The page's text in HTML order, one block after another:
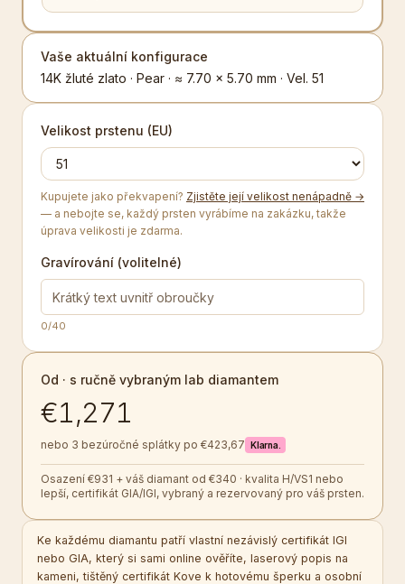
Vaše aktuální konfigurace
14K žluté zlato · Pear · ≈ 7.70 × 5.70 mm · Vel. 51
Velikost prstenu (EU)
Kupujete jako překvapení? Zjistěte její velikost nenápadně →
— a nebojte se, každý prsten vyrábíme na zakázku, takže
úprava velikosti je zdarma.
Gravírování (volitelné)
0/40
Od · s ručně vybraným lab diamantem
€1,271
nebo 3 bezúročné splátky po €423,67 Klarna.
Osazení €931 + váš diamant od €340 · kvalita H/VS1 nebo
lepší, certifikát GIA/IGI, vybraný a rezervovaný pro váš prsten.
Ke každému diamantu patří vlastní nezávislý certifikát IGI
nebo GIA, který si sami online ověříte, laserový popis na
kameni, tištěný certifikát Kove k hotovému šperku a osobní